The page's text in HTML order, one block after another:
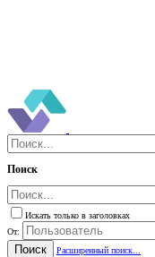
Поиск
Искать только в заголовках
От:
Поиск Расширенный поиск...